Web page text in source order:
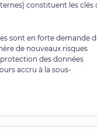
constituent les clés
sont en forte demande
de nouveaux risques
des données
accru à la sous-